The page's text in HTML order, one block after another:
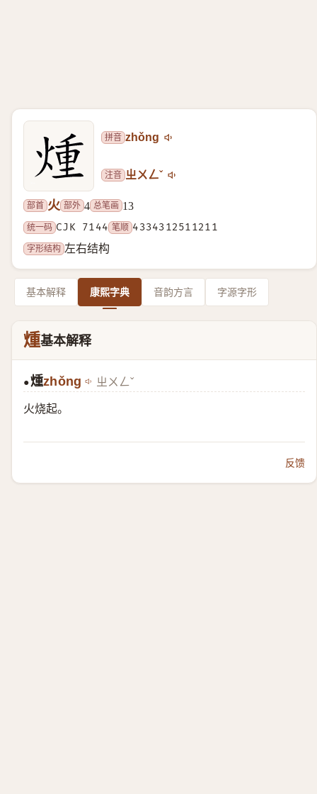
拼音 zhǒng
注音 ㄓㄨㄥˇ
部首 火 部外 4 总笔画 13
统一码 CJK 7144 笔顺 4334312511211
字形结构 左右结构
基本解释 康熙字典 音韵方言 字源字形
煄基本解释
●煄zhǒng ㄓㄨㄥˇ
火烧起。
反馈